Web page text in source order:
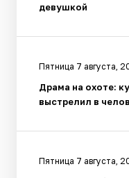
девушкой
Пятница 7 августа,
Драма на охоте:
выстрелил в
Пятница 7 августа,